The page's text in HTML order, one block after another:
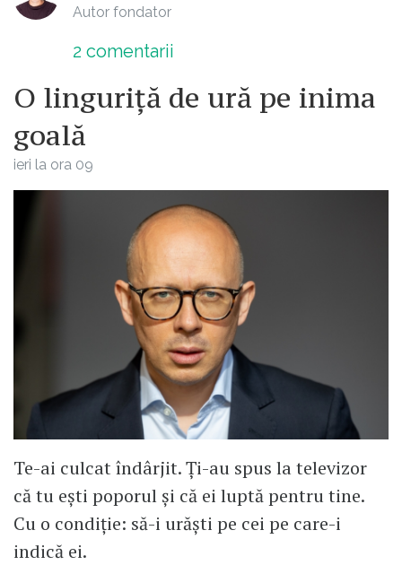
Autor fondator
2 comentarii
O linguriță de ură pe inima
goală
ieri la ora 09
Te-ai culcat îndârjit. Ți-au spus la televizor
că tu ești poporul și că ei luptă pentru tine.
Cu o condiție: să-i urăști pe cei pe care-i
indică ei.